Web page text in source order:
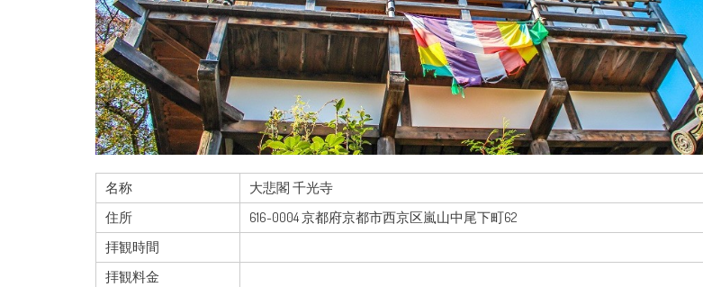
名称
大悲閣 千光寺
住所
616-0004 京都府京都市西京区嵐山中尾下町62
拝観時間
拝観料金